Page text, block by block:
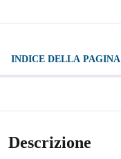
INDICE DELLA PAGINA
Descrizione